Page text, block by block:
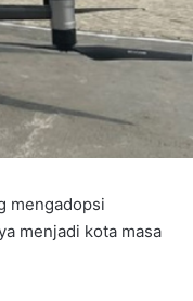
mengadopsi
menjadi kota masa